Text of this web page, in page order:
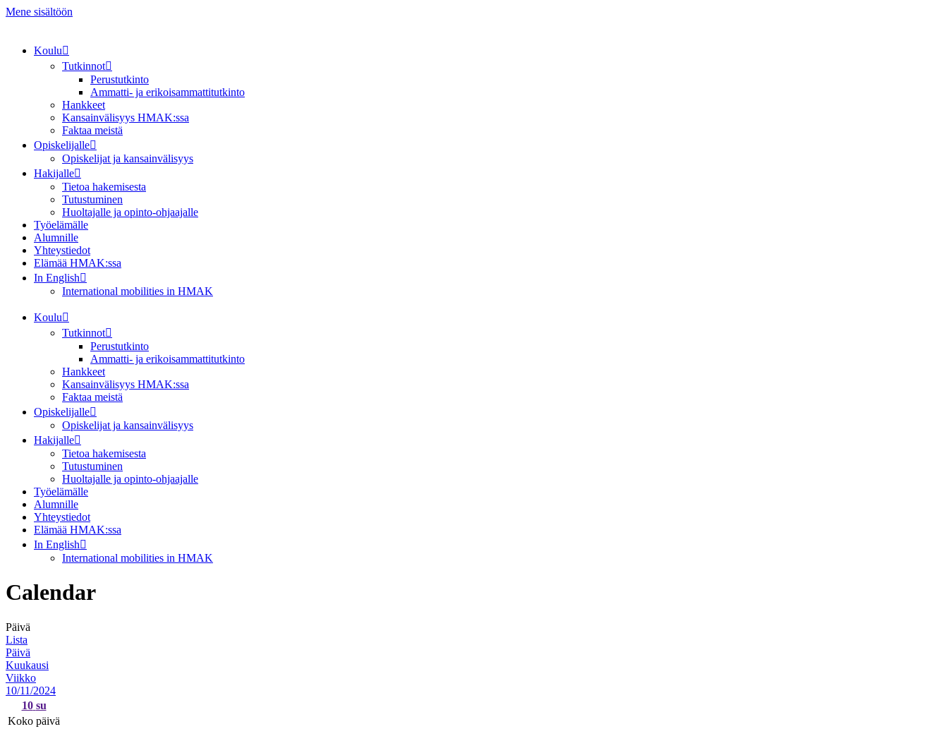
Mene sisältöön
Koulu
Tutkinnot
Perustutkinto
Ammatti- ja erikoisammattitutkinto
Hankkeet
Kansainvälisyys HMAK:ssa
Faktaa meistä
Opiskelijalle
Opiskelijat ja kansainvälisyys
Hakijalle
Tietoa hakemisesta
Tutustuminen
Huoltajalle ja opinto-ohjaajalle
Työelämälle
Alumnille
Yhteystiedot
Elämää HMAK:ssa
In English
International mobilities in HMAK
Koulu
Tutkinnot
Perustutkinto
Ammatti- ja erikoisammattitutkinto
Hankkeet
Kansainvälisyys HMAK:ssa
Faktaa meistä
Opiskelijalle
Opiskelijat ja kansainvälisyys
Hakijalle
Tietoa hakemisesta
Tutustuminen
Huoltajalle ja opinto-ohjaajalle
Työelämälle
Alumnille
Yhteystiedot
Elämää HMAK:ssa
In English
International mobilities in HMAK
Calendar
Päivä
Lista
Päivä
Kuukausi
Viikko
10/11/2024
10 su
Koko päivä